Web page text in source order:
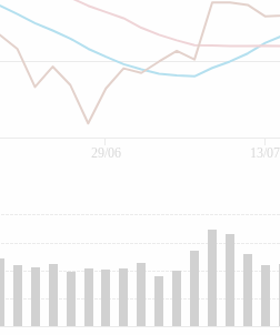
29/06 13/07